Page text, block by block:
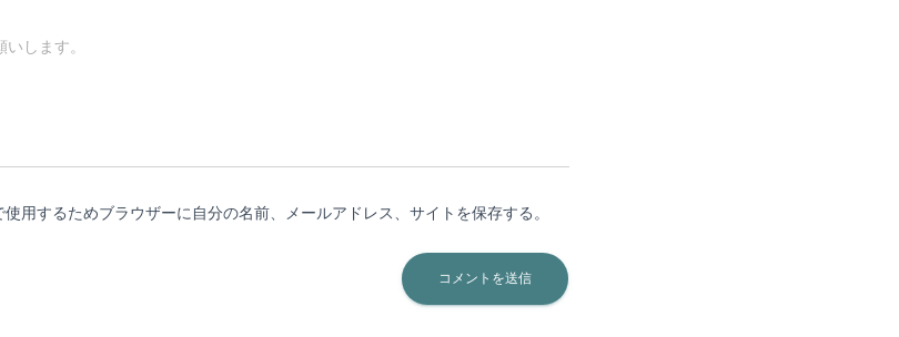
します。
用するためブラウザーに自分の名前、メールアドレス、サイトを保存する。